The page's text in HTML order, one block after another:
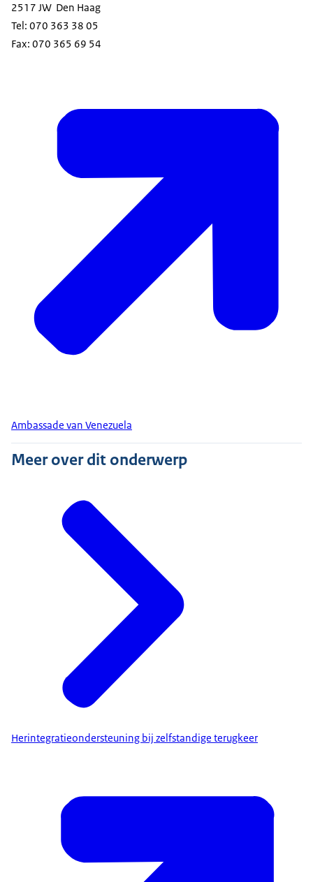
2517 JW Den Haag
Tel: 070 363 38 05
Fax: 070 365 69 54
Ambassade van Venezuela
Meer over dit onderwerp
Herintegratieondersteuning bij zelfstandige terugkeer